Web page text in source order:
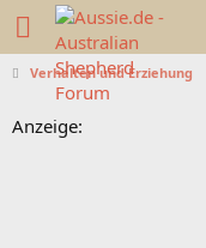
Verhalten und Erziehung
Anzeige: